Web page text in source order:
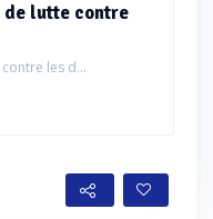
de lutte contre
les d...